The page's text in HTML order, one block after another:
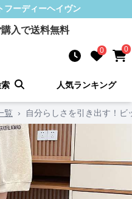
フーディーヘイヴン
入で送料無料
0 0
人気ランキング
覧 › 自分らしさを引き出す！